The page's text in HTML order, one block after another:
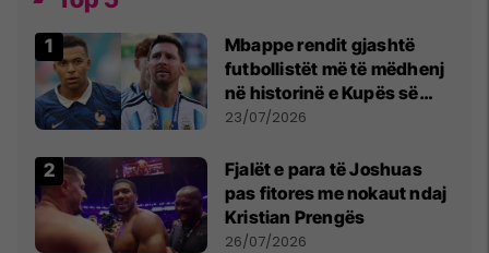
Mbappe rendit gjashtë
futbollistët më të mëdhenj
në historinë e Kupës së
Botës, Messi mbetet i dyti
23/07/2026
Fjalët e para të Joshuas
pas fitores me nokaut ndaj
Kristian Prengës
26/07/2026